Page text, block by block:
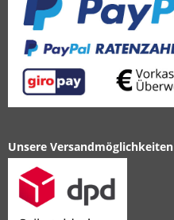
Unsere Versandmöglichkeiten